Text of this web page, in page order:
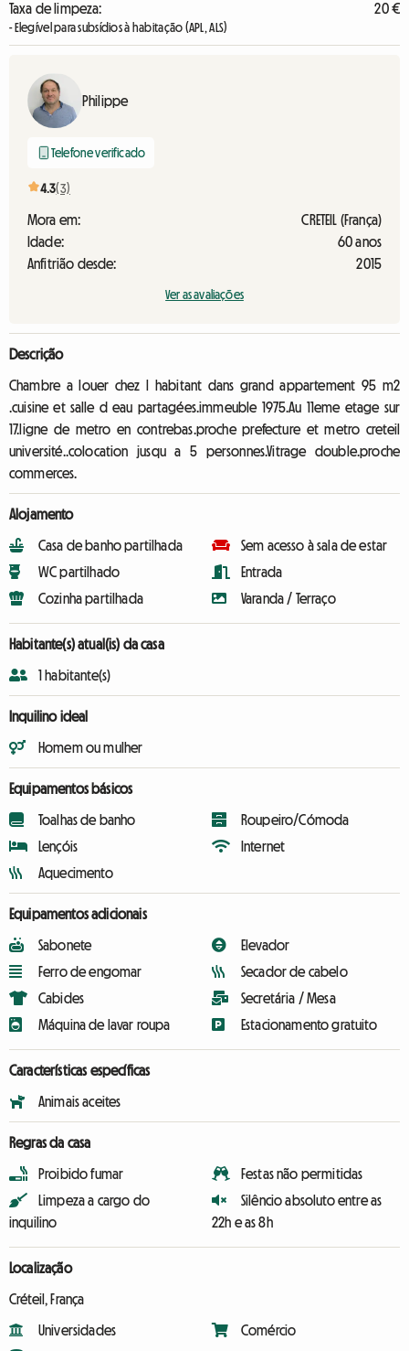
Taxa de limpeza:
20 €
- Elegível para subsídios à habitação (APL, ALS)
Philippe
Telefone verificado
4.3(3)
Mora em:
CRETEIL (França)
Idade:
60 anos
Anfitrião desde:
2015
Ver as avaliações
Descrição
Chambre a louer chez l habitant dans grand appartement 95 m2
.cuisine et salle d eau partagées.immeuble 1975.Au 11eme etage sur
17.ligne de metro en contrebas.proche prefecture et metro creteil
université..colocation jusqu a 5 personnes.Vitrage double.proche
commerces.
Alojamento
Casa de banho partilhada
WC partilhado
Cozinha partilhada
Sem acesso à sala de estar
Entrada
Varanda / Terraço
Habitante(s) atual(is) da casa
1 habitante(s)
Inquilino ideal
Homem ou mulher
Equipamentos básicos
Toalhas de banho
Lençóis
Aquecimento
Roupeiro/Cómoda
Internet
Equipamentos adicionais
Sabonete
Ferro de engomar
Cabides
Máquina de lavar roupa
Elevador
Secador de cabelo
Secretária / Mesa
Estacionamento gratuito
Características específicas
Animais aceites
Regras da casa
Proibido fumar
Limpeza a cargo do
inquilino
Festas não permitidas
Silêncio absoluto entre as
22h e as 8h
Localização
Créteil, França
Universidades
Comércio